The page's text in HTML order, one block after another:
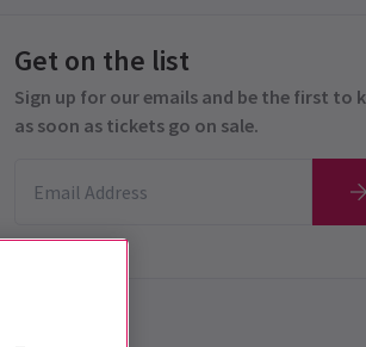
Get on the list
Sign up for our emails and be the first to
as soon as tickets go on sale.